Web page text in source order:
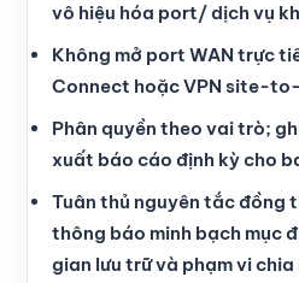
vô hiệu hóa port/ dịch vụ
Không mở port WAN trực
Connect hoặc VPN site-
Phân quyền theo vai trò;
xuất báo cáo định kỳ cho
Tuân thủ nguyên tắc đồng
thông báo minh bạch mục
gian lưu trữ và phạm vi